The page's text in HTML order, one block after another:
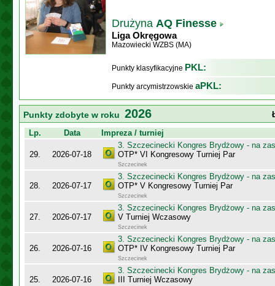
Drużyna AQ Finesse
Liga Okręgowa
Mazowiecki WZBS (MA)
Punkty klasyfikacyjne PKL:
Punkty arcymistrzowskie aPKL:
Punkty zdobyte w roku 2026
Lp.
Data Impreza / turniej
29. 2026-07-18
3. Szczecinecki Kongres Brydżowy - na
OTP* VI Kongresowy Turniej Par
Szczecinek
28. 2026-07-17
3. Szczecinecki Kongres Brydżowy - na
OTP* V Kongresowy Turniej Par
Szczecinek
27. 2026-07-17
3. Szczecinecki Kongres Brydżowy - na
V Turniej Wczasowy
Szczecinek
26. 2026-07-16
3. Szczecinecki Kongres Brydżowy - na
OTP* IV Kongresowy Turniej Par
Szczecinek
25. 2026-07-16
3. Szczecinecki Kongres Brydżowy - na
III Turniej Wczasowy